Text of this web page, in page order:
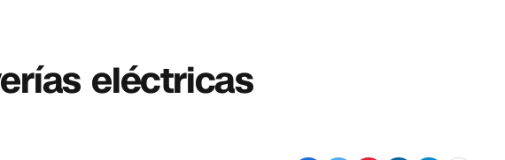
eléctricas